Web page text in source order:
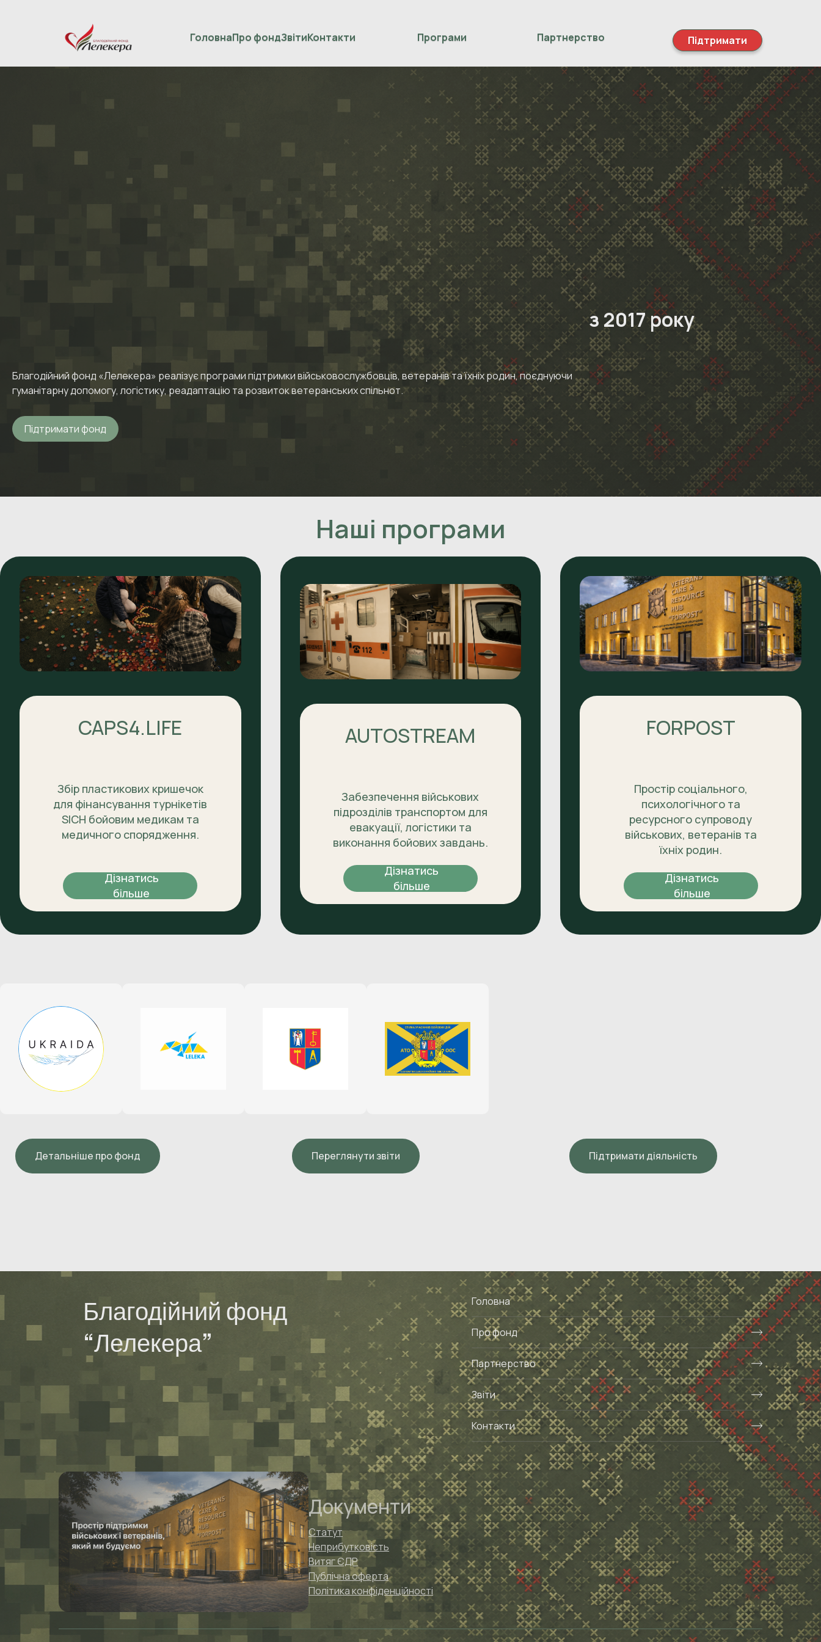
ГоловнаПро фондЗвітиКонтакти Програми Партнерство Підтримати
з 2017 року
Благодійний фонд «Лелекера» реалізує програми підтримки військовослужбовців, ветеранів та їхніх родин, поєднуючи
гуманітарну допомогу, логістику, реадаптацію та розвиток ветеранських спільнот.
Підтримати фонд
Наші програми
CAPS4.LIFE
Збір пластикових кришечок
для фінансування турнікетів
SICH бойовим медикам та
медичного спорядження.
Дізнатись
більше
AUTOSTREAM
Забезпечення військових
підрозділів транспортом для
евакуації, логістики та
виконання бойових завдань.
Дізнатись
більше
FORPOST
Простір соціального,
психологічного та
ресурсного супроводу
військових, ветеранів та
їхніх родин.
Дізнатись
більше
Детальніше про фонд Переглянути звіти Підтримати діяльність
Благодійний фонд
“Лелекера”
Головна
Про фонд
Партнерство
Звіти
Контакти
Документи
Статут
Неприбутковість
Витяг ЄДР
Публічна оферта
Політика конфіденційності